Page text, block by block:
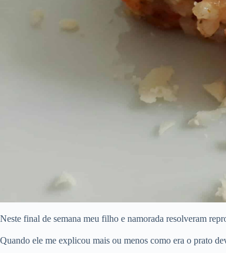
Neste final de semana meu filho e namorada resolveram
Quando ele me explicou mais ou menos como era o prato